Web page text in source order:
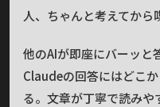
人、ちゃんと考えてから
他のAIが即座にバーッと
Claudeの回答にはどこ
る。文章が丁寧で読み